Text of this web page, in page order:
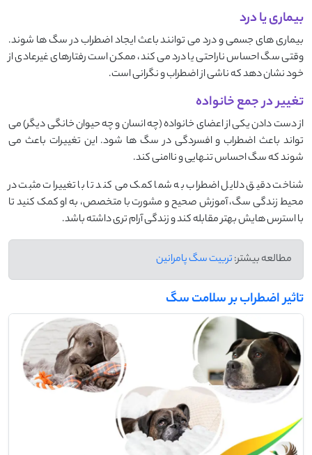
بیماری یا درد
بیماری‌ های جسمی و درد می ‌توانند باعث ایجاد اضطراب در سگ ‌ها شوند.
وقتی سگ احساس ناراحتی یا درد می ‌کند، ممکن است رفتارهای غیرعادی از
خود نشان دهد که ناشی از اضطراب و نگرانی است.
تغییر در جمع خانواده
از دست دادن یکی از اعضای خانواده (چه انسان و چه حیوان خانگی دیگر) می‌
تواند باعث اضطراب و افسردگی در سگ ‌ها شود. این تغییرات باعث می
‌شوند که سگ احساس تنهایی و ناامنی کند.
شناخت دقیق دلایل اضطراب به شما کمک می‌ کند تا با تغییرات مثبت در
محیط زندگی سگ، آموزش صحیح و مشورت با متخصص، به او کمک کنید تا
با استرس ‌هایش بهتر مقابله کند و زندگی آرام‌ تری داشته باشد.
مطالعه بیشتر:تربیت سگ پامرانین
تاثیر اضطراب بر سلامت سگ